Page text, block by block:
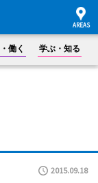
働く 学ぶ・知る
2015.09.18